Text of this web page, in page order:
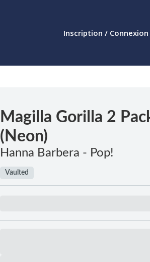
Inscription / Connexion
Magilla Gorilla 2
(Neon)
Hanna Barbera - Pop!
Vaulted